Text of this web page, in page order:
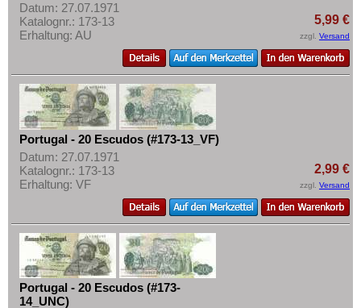
Datum: 27.07.1971
Katalognr.: 173-13
Erhaltung: AU
5,99 €
zzgl. Versand
Portugal - 20 Escudos (#173-13_VF)
Datum: 27.07.1971
Katalognr.: 173-13
Erhaltung: VF
2,99 €
zzgl. Versand
Portugal - 20 Escudos (#173-
14_UNC)